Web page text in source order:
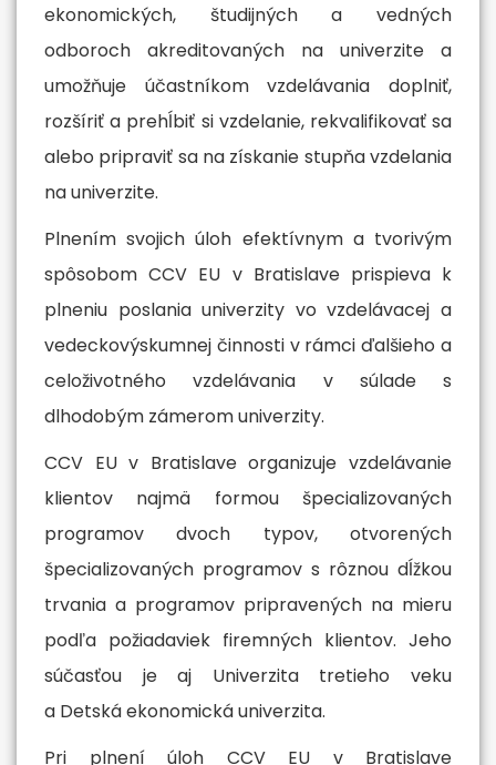
ekonomických, študijných a vedných
odboroch akreditovaných na univerzite a
umožňuje účastníkom vzdelávania doplniť,
rozšíriť a prehĺbiť si vzdelanie, rekvalifikovať sa
alebo pripraviť sa na získanie stupňa vzdelania
na univerzite.
Plnením svojich úloh efektívnym a tvorivým
spôsobom CCV EU v Bratislave prispieva k
plneniu poslania univerzity vo vzdelávacej a
vedeckovýskumnej činnosti v rámci ďalšieho a
celoživotného vzdelávania v súlade s
dlhodobým zámerom univerzity.
CCV EU v Bratislave organizuje vzdelávanie
klientov najmä formou špecializovaných
programov dvoch typov, otvorených
špecializovaných programov s rôznou dĺžkou
trvania a programov pripravených na mieru
podľa požiadaviek firemných klientov. Jeho
súčasťou je aj Univerzita tretieho veku
a Detská ekonomická univerzita.
Pri plnení úloh CCV EU v Bratislave